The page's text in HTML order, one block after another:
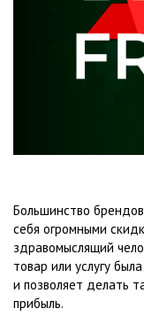
Большинство
себя огромными
здравомыслящий
товар или услугу
и позволяет делать
прибыль.